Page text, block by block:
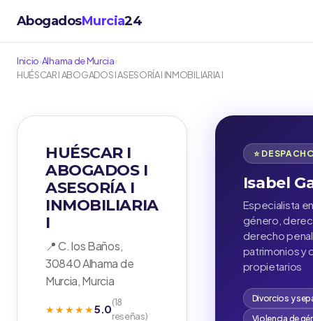
AbogadosMurcia24
Inicio›Alhama de Murcia›
HUÉSCAR I ABOGADOS I ASESORÍA I INMOBILIARIA I
HUÉSCAR I
ABOGADOS I
ASESORÍA I
INMOBILIARIA
I
📍 C. los Baños,
30840 Alhama de
Murcia, Murcia
★★★★★5.0(18
reseñas)
⭐
Isabel
Especialista
género,
derecho
patrimonios y
propietarios
Divorcios y
Violencia de